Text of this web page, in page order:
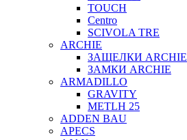
TOUCH
Centro
SCIVOLA TRE
ARCHIE
ЗАЩЕЛКИ ARCHIE
ЗАМКИ ARCHIE
ARMADILLO
GRAVITY
METLH 25
ADDEN BAU
APECS